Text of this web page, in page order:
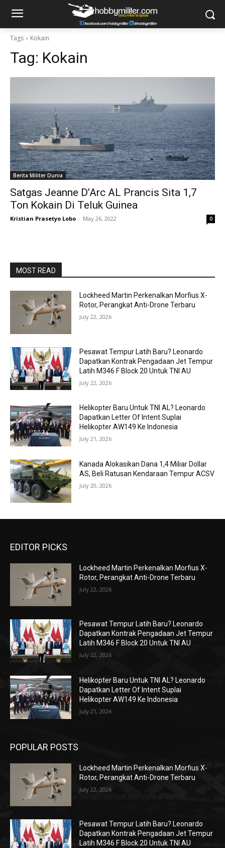
Tags Kokain
Tag: Kokain
Berita Militer Dunia
Satgas Jeanne D’Arc AL Prancis Sita 1,7
Ton Kokain Di Teluk Guinea
Kristian Prasetyo Lobo - May 26, 2022 0
MOST READ
Lockheed Martin Perkenalkan Morfius X-
Rotor, Perangkat Anti-Drone Terbaru
July 22, 2026
Pesawat Tempur Latih Baru? Leonardo
Dapatkan Kontrak Pengadaan Jet Tempur
Latih M346 F Block 20 Untuk TNI AU
July 22, 2026
Helikopter Baru Untuk TNI AL? Leonardo
Dapatkan Letter Of Intent Suplai
Helikopter AW149 Ke Indonesia
July 21, 2026
Kanada Alokasikan Dana 1,4 Miliar Dollar
AS, Beli Ratusan Kendaraan Tempur ACSV
July 20, 2026
EDITOR PICKS
Lockheed Martin Perkenalkan Morfius X-
Rotor, Perangkat Anti-Drone Terbaru
July 22, 2026
Pesawat Tempur Latih Baru? Leonardo
Dapatkan Kontrak Pengadaan Jet Tempur
Latih M346 F Block 20 Untuk TNI AU
July 22, 2026
Helikopter Baru Untuk TNI AL? Leonardo
Dapatkan Letter Of Intent Suplai
Helikopter AW149 Ke Indonesia
July 21, 2026
POPULAR POSTS
Lockheed Martin Perkenalkan Morfius X-
Rotor, Perangkat Anti-Drone Terbaru
July 22, 2026
Pesawat Tempur Latih Baru? Leonardo
Dapatkan Kontrak Pengadaan Jet Tempur
Latih M346 F Block 20 Untuk TNI AU